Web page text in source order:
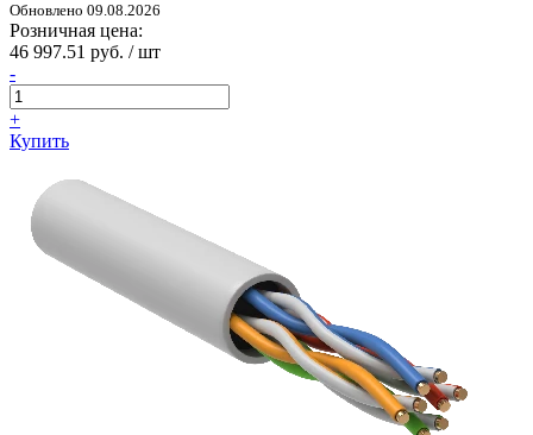
Обновлено 09.08.2026
Розничная цена:
46 997.51 руб. / шт
-
+
Купить